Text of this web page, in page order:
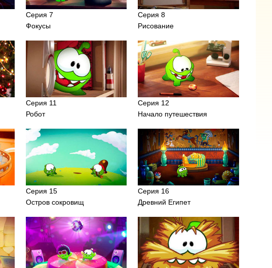
Серия 7
Фокусы
Серия 8
Рисование
Серия 11
Робот
Серия 12
Начало путешествия
Серия 15
Остров сокровищ
Серия 16
Древний Египет